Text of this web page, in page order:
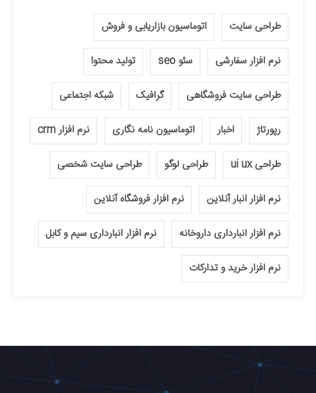
طراحی سایت اتوماسیون بازاریابی و فروش
نرم افزار سفارشی سئو seo تولید محتوا
طراحی سایت فروشگاهی گرافیک شبکه اجتماعی
رپورتاژ اخبار اتوماسیون نامه نگاری نرم افزار crm
طراحی ui ux طراحی لوگو طراحی سایت شخصی
نرم افزار انبار آنلاین نرم افزار فروشگاه آنلاین
نرم افزار انبارداری داروخانه نرم افزار انبارداری سیم و کابل
نرم افزار خرید و تدارکات